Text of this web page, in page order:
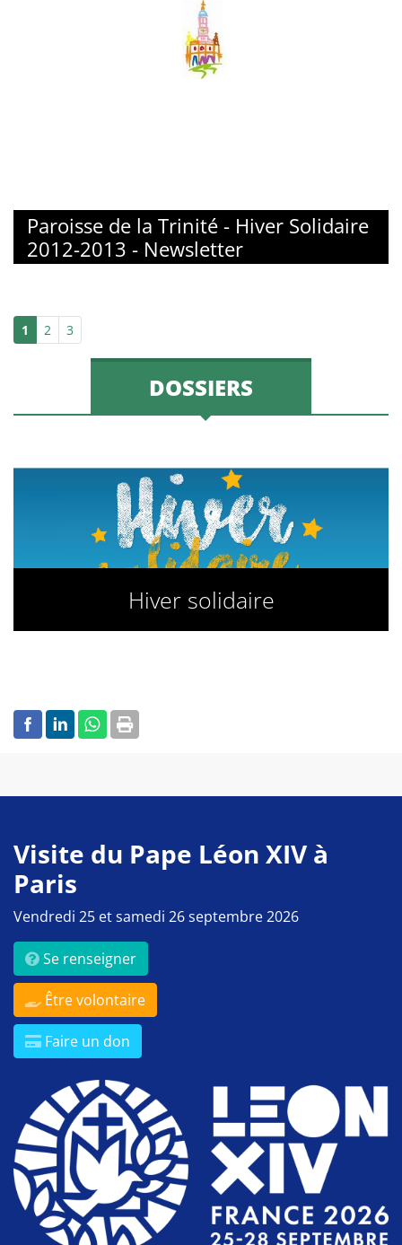
Paroisse de la Trinité - Hiver Solidaire
2012-2013 - Newsletter
1 2 3
DOSSIERS
Hiver solidaire
Visite du Pape Léon XIV à
Paris
Vendredi 25 et samedi 26 septembre 2026
Se renseigner
Être volontaire
Faire un don